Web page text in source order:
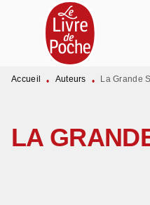
MENU RECHERCHE
PIED DE PAGE
Accueil • Auteurs • La Grande
LA